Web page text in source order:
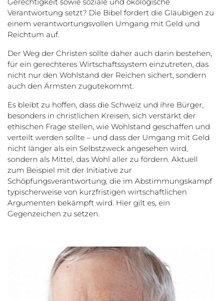
Verantwortung setzt? Die Bibel fordert die Gläubigen zu
einem verantwortungsvollen Umgang mit Geld und
Reichtum auf.
Der Weg der Christen sollte daher auch darin bestehen,
für ein gerechteres Wirtschaftssystem einzutreten, das
nicht nur den Wohlstand der Reichen sichert, sondern
auch den Ärmsten zugutekommt.
Es bleibt zu hoffen, dass die Schweiz und ihre Bürger,
besonders in christlichen Kreisen, sich verstärkt der
ethischen Frage stellen, wie Wohlstand geschaffen und
verteilt werden sollte – und dass der Umgang mit Geld
nicht länger als ein Selbstzweck angesehen wird,
sondern als Mittel, das Wohl aller zu fördern. Aktuell
zum Beispiel mit der Initiative zur
Schöpfungsverantwortung, die im Abstimmungskampf
typischerweise von kurzfristigen wirtschaftlichen
Argumenten bekämpft wird. Hier gilt es, ein
Gegenzeichen zu setzen.